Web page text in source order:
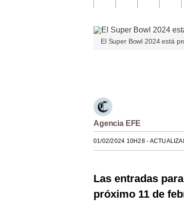
El Super Bowl 2024 está
Agencia EFE
01/02/2024 10H28-
Las entradas
próximo 11 de